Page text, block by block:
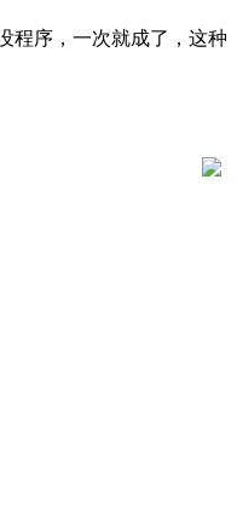
程序，一次就成了，这种